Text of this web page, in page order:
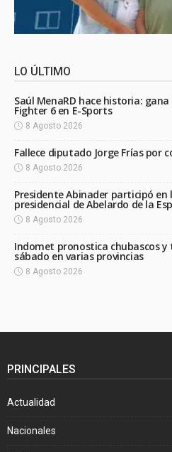
LO ÚLTIMO
Saúl MenaRD hace historia:
Fighter 6 en E-Sports
8 Agosto 2026
Fallece diputado Jorge Frías por
8 Agosto 2026
Presidente Abinader participó
presidencial de Abelardo de la
8 Agosto 2026
Indomet pronostica chubascos
sábado en varias provincias
8 Agosto 2026
PRINCIPALES
Actualidad
Nacionales